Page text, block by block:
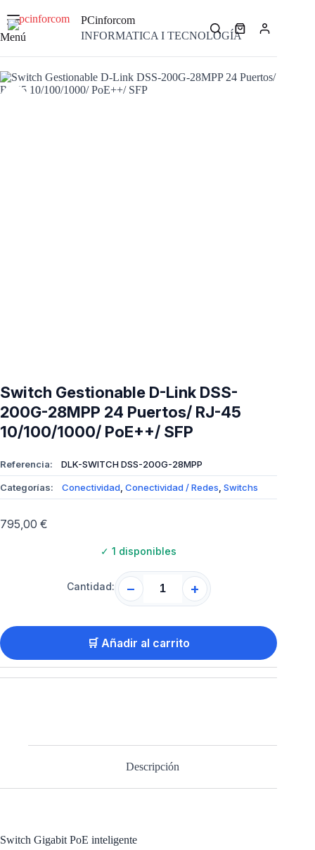
contenido
Menú
PCinforcom
INFORMATICA I TECNOLOGÍACarro
compra
Switch Gestionable D-Link DSS-
200G-28MPP 24 Puertos/ RJ-45
10/100/1000/ PoE++/ SFP
Referencia: DLK-SWITCH DSS-200G-28MPP
Categorías: Conectividad, Conectividad / Redes, Switchs
795,00 €
✓ 1 disponibles
Cantidad: − +
🛒 Añadir al carrito
Descripción
Switch Gigabit PoE inteligente